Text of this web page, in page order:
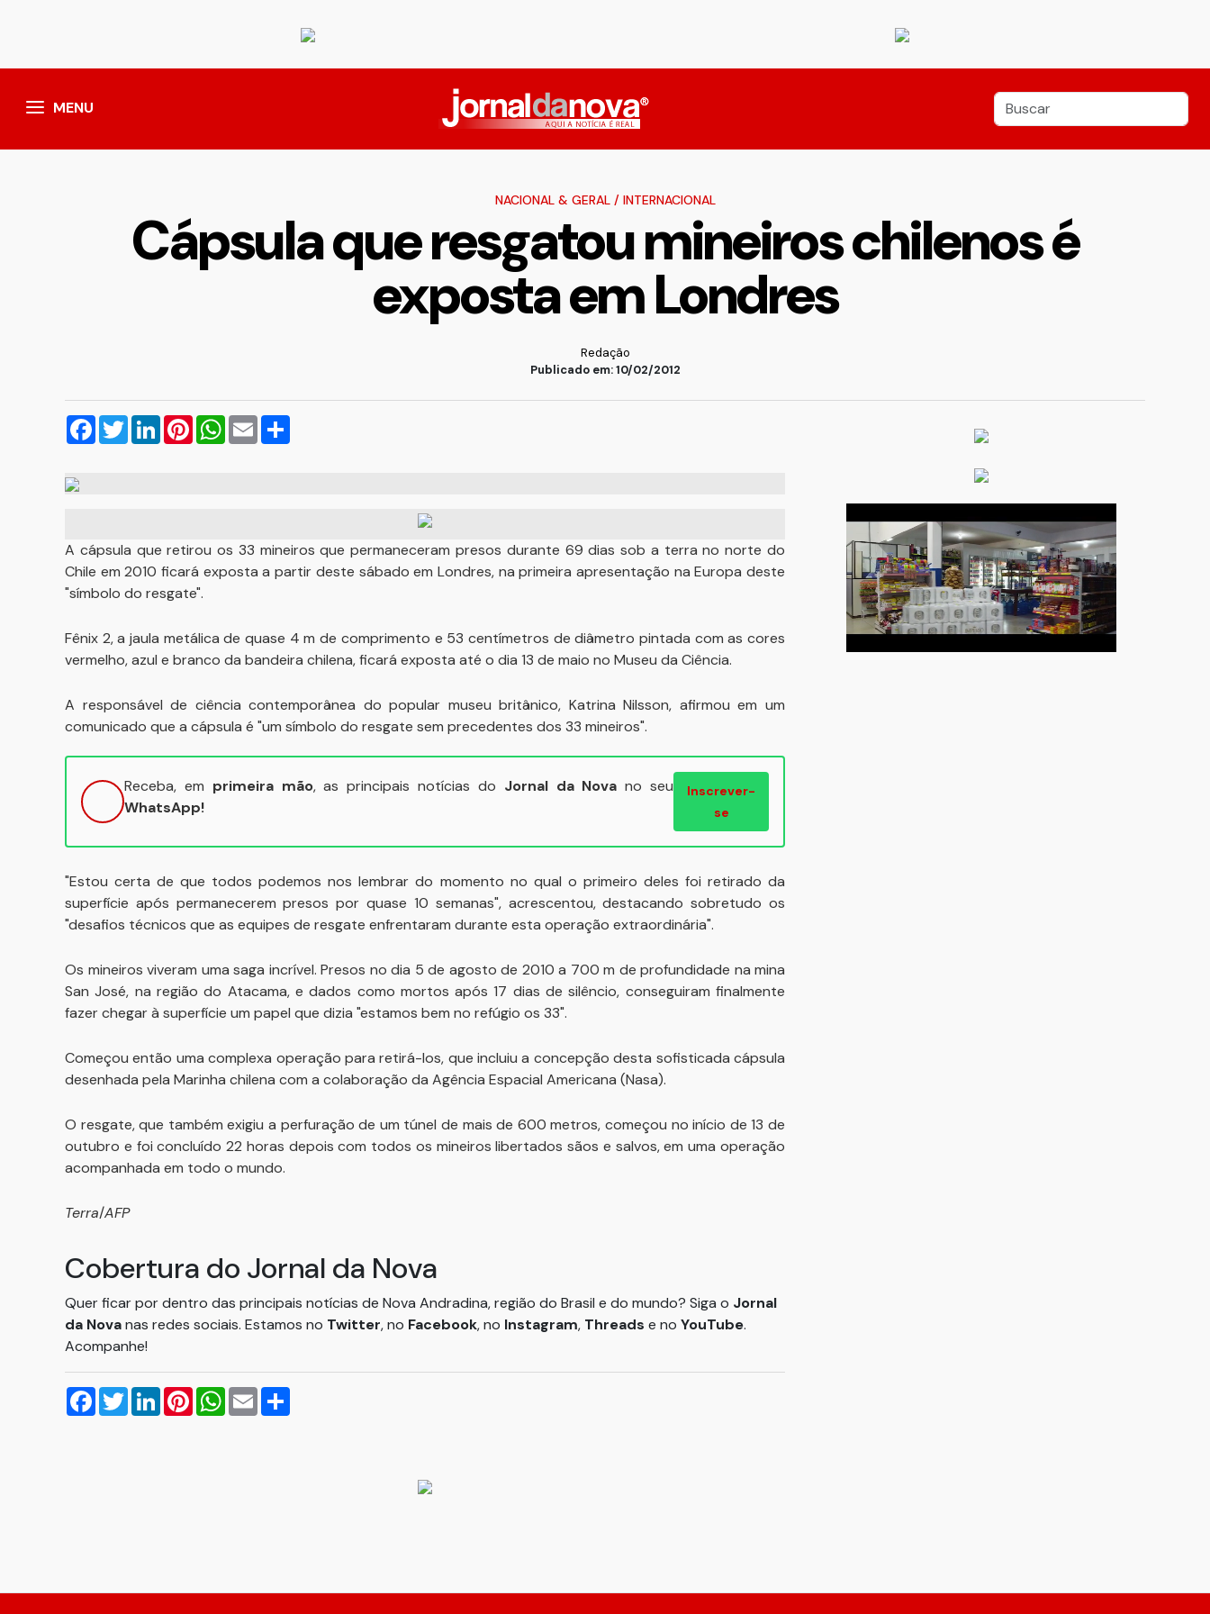
MENU
NACIONAL & GERAL/ INTERNACIONAL
Cápsula que resgatou mineiros chilenos é
exposta em Londres
Redação
Publicado em: 10/02/2012
Facebook
TwitterLinkedInPinterestWhatsApp
Email
A cápsula que retirou os 33 mineiros que permaneceram presos durante 69 dias sob a terra no norte do
Chile em 2010 ficará exposta a partir deste sábado em Londres, na primeira apresentação na Europa deste
"símbolo do resgate".
Fênix 2, a jaula metálica de quase 4 m de comprimento e 53 centímetros de diâmetro pintada com as cores
vermelho, azul e branco da bandeira chilena, ficará exposta até o dia 13 de maio no Museu da Ciência.
A responsável de ciência contemporânea do popular museu britânico, Katrina Nilsson, afirmou em um
comunicado que a cápsula é "um símbolo do resgate sem precedentes dos 33 mineiros".
Receba, em primeira mão, as principais notícias do Jornal da Nova no seu
WhatsApp!
Inscrever-
se
"Estou certa de que todos podemos nos lembrar do momento no qual o primeiro deles foi retirado da
superfície após permanecerem presos por quase 10 semanas", acrescentou, destacando sobretudo os
"desafios técnicos que as equipes de resgate enfrentaram durante esta operação extraordinária".
Os mineiros viveram uma saga incrível. Presos no dia 5 de agosto de 2010 a 700 m de profundidade na mina
San José, na região do Atacama, e dados como mortos após 17 dias de silêncio, conseguiram finalmente
fazer chegar à superfície um papel que dizia "estamos bem no refúgio os 33".
Começou então uma complexa operação para retirá-los, que incluiu a concepção desta sofisticada cápsula
desenhada pela Marinha chilena com a colaboração da Agência Espacial Americana (Nasa).
O resgate, que também exigiu a perfuração de um túnel de mais de 600 metros, começou no início de 13 de
outubro e foi concluído 22 horas depois com todos os mineiros libertados sãos e salvos, em uma operação
acompanhada em todo o mundo.
Terra/AFP
Cobertura do Jornal da Nova
Quer ficar por dentro das principais notícias de Nova Andradina, região do Brasil e do mundo? Siga o Jornal
da Novanas redes sociais. Estamos no Twitter, no Facebook, no Instagram, Threads e no YouTube.
Acompanhe!
Facebook
TwitterLinkedInPinterestWhatsApp
Email